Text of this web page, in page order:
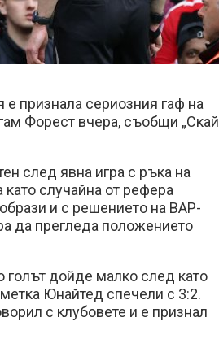
е признала сериозния гаф на
Форест вчера, съобщи „Скай
след явна игра с ръка на
случайна от рефера
и с решението на ВАР-
да прегледа положението
голът дойде малко след като
Юнайтед спечели с 3:2.
с клубовете и е признал